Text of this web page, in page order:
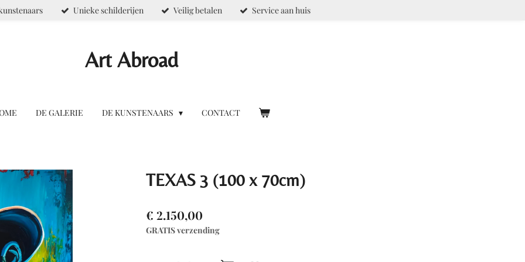
Unieke schilderijen Veilig betalen Service aan huis
Art Abroad
DE GALERIE DE KUNSTENAARS CONTACT
TEXAS 3 (100 x 70cm)
€ 2.150,00
GRATIS verzending